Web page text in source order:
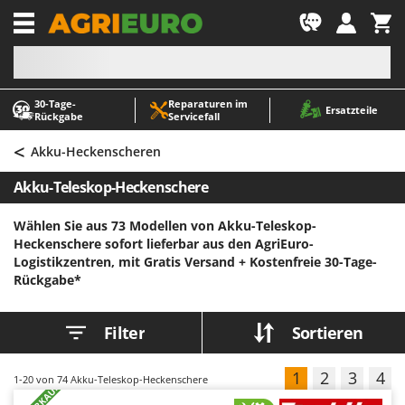
30‑Tage-
Rückgabe
Reparaturen im
Servicefall
Ersatzteile
-1
A
Abbeermaschinen - Traubenmühlen
Abfüllgeräte
Akku Gartenscheren
Akku Gras- und Strauchscheren
Akku-Stichsägen
Allzwecktransporter - Motorschubkarren
Alu-Teleskopleitern
Anbaubagger Heckbagger für Traktoren
Arbeitsschutzkleidung
Astkettensägen - Hochentaster
A
ABAC
AgriEuro Premium
AgriEuro TOP-LINE
AGT
Aima
Airmec
AL-KO
ALA 2000
Alce
Ama
< Akku-Heckenscheren
Akku-Teleskop-Heckenschere
Wählen Sie aus 73 Modellen von Akku-Teleskop-
Heckenschere sofort lieferbar aus den AgriEuro-
Logistikzentren, mit Gratis Versand + Kostenfreie 30-Tage-
Rückgabe*
Filter Sortieren
1-20 von 74 Akku-Teleskop-Heckenschere 1 2 3 4